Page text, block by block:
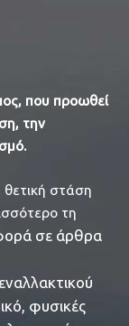
που προωθεί
την
στάση
τη
σε άρθρα
φυσικές